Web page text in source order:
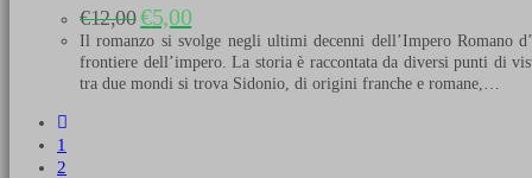
€12,00Il
prezzo
originale
era:
€12,00.
€5,00Il
prezzo
attuale
è:
€5,00.
Il romanzo si svolge negli ultimi decenni dell’Impero Romano
frontiere dell’impero. La storia è raccontata da diversi punti di
tra due mondi si trova Sidonio, di origini franche e romane,…
1
2